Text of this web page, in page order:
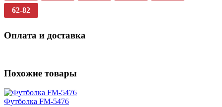
62-82
Оплата и доставка
Похожие товары
Футболка FM-5476